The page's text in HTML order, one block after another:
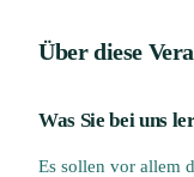
Über diese
Was Sie bei uns
Es sollen vor allem